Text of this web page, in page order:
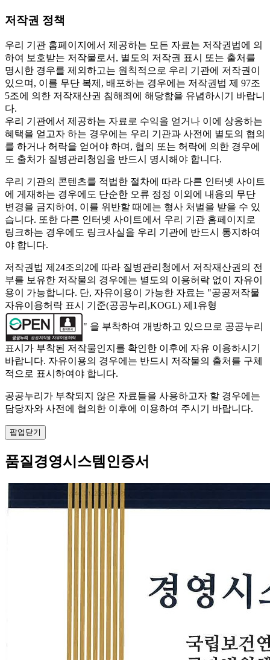
저작권 정책
우리 기관 홈페이지에서 제공하는 모든 자료는 저작권법에 의
하여 보호받는 저작물로서, 별도의 저작권 표시 또는 출처를
명시한 경우를 제외하고는 원칙적으로 우리 기관에 저작권이
있으며, 이를 무단 복제, 배포하는 경우에는 저작권법 제 97조
5조에 의한 저작재산권 침해죄에 해당함을 유념하시기 바랍니
다.
우리 기관에서 제공하는 자료로 수익을 얻거나 이에 상응하는
혜택을 얻고자 하는 경우에는 우리 기관과 사전에 별도의 협의
를 하거나 허락을 얻어야 하며, 협의 또는 허락에 의한 경우에
도 출처가 질병관리청임을 반드시 명시해야 합니다.
우리 기관의 콘텐츠를 적법한 절차에 따라 다른 인터넷 사이트
에 게재하는 경우에도 단순한 오류 정정 이외에 내용의 무단
변경을 금지하여, 이를 위반할 때에는 형사 처벌을 받을 수 있
습니다. 또한 다른 인터넷 사이트에서 우리 기관 홈페이지로
링크하는 경우에도 링크사실을 우리 기관에 반드시 통지하여
야 합니다.
저작권법 제24조의2에 따라 질병관리청에서 저작재산권의 전
부를 보유한 저작물의 경우에는 별도의 이용허락 없이 자유이
용이 가능합니다. 단, 자유이용이 가능한 자료는 "공공저작물
자유이용허락 표시 기준(공공누리,KOGL) 제1유형
" 을 부착하여 개방하고 있으므로 공공누리
표시가 부착된 저작물인지를 확인한 이후에 자유 이용하시기
바랍니다. 자유이용의 경우에는 반드시 저작물의 출처를 구체
적으로 표시하여야 합니다.
공공누리가 부착되지 않은 자료들을 사용하고자 할 경우에는
담당자와 사전에 협의한 이후에 이용하여 주시기 바랍니다.
팝업닫기
품질경영시스템인증서